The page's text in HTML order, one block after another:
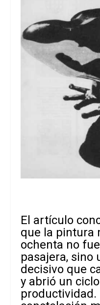
El artículo
que la pintura
ochenta no
pasajera, sino
decisivo que
y abrió un
productividad.